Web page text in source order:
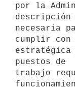
por la
necesaria
cumplir
puestos de
trabajo